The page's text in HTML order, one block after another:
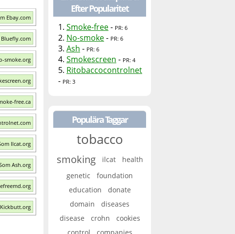
Ebay.com
smoke.org
free.ca
Ilcat.org
Ash.org
Efter Popularitet
1. Smoke-free- PR: 6
2. No-smoke- PR: 6
3. Ash - PR: 6
4. Smokescreen - PR: 4
5. Ritobaccocontrolnet
- PR: 3
Populära Taggar
tobacco
smoking ilcat
health
genetic
foundation
education
donate
domain
diseases
disease
crohn
cookies